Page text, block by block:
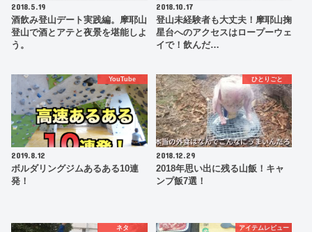
2018.5.19
酒飲み登山デート実践編。摩耶山
登山で酒とアテと夜景を堪能しよ
う。
2018.10.17
登山未経験者も大丈夫！摩耶山掬
星台へのアクセスはロープーウェ
イで！飲んだ…
YouTube
2019.8.12
ボルダリングジムあるある10連
発！
ひとりごと
2018.12.29
2018年思い出に残る山飯！キャ
ンプ飯7選！
ネタ アイテムレビュー